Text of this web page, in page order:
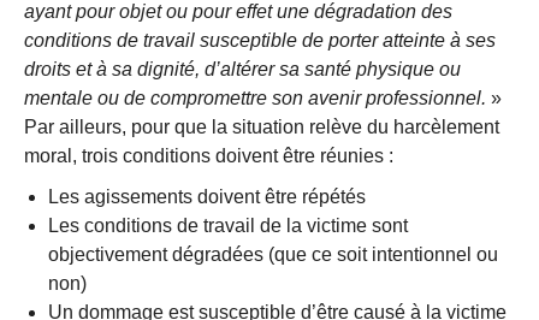
ayant pour objet ou pour effet une dégradation des
conditions de travail susceptible de porter atteinte à ses
droits et à sa dignité, d’altérer sa santé physique ou
mentale ou de compromettre son avenir professionnel. »
Par ailleurs, pour que la situation relève du harcèlement
moral, trois conditions doivent être réunies :
Les agissements doivent être répétés
Les conditions de travail de la victime sont
objectivement dégradées (que ce soit intentionnel ou
non)
Un dommage est susceptible d’être causé à la victime